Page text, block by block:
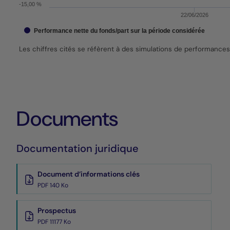
Les chiffres cités se réfèrent à des simulations de
22/06/2026
-15,00 %
Performance nette du fonds/part sur la période considérée
Documents
Documentation juridique
Document d’informations clés
PDF 140 Ko
Prospectus
PDF 11177 Ko